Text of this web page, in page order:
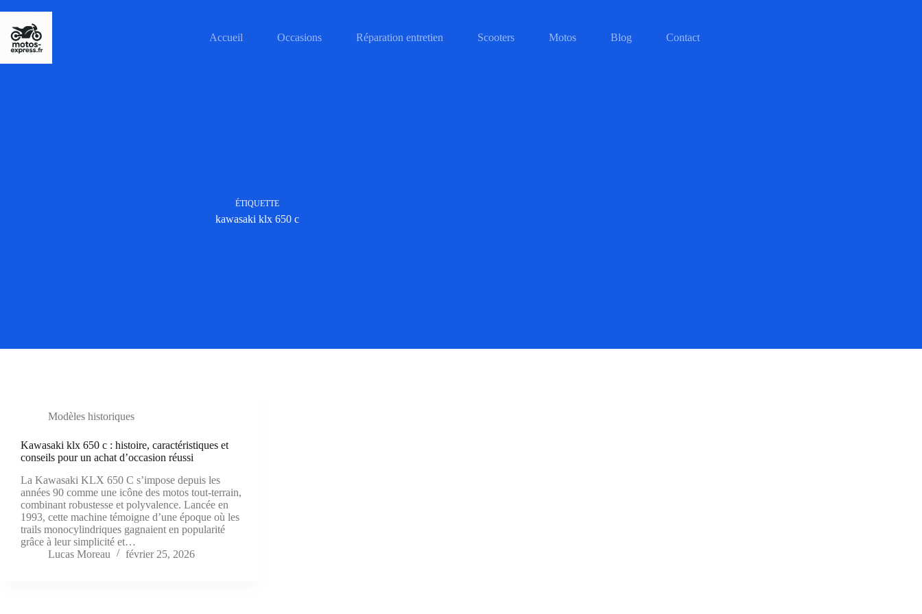
contenu
Accueil Occasions Réparation entretien Scooters Motos Blog Contact
ÉTIQUETTE
kawasaki klx 650 c
Modèles historiques
Kawasaki klx 650 c : histoire, caractéristiques et
conseils pour un achat d’occasion réussi
La Kawasaki KLX 650 C s’impose depuis les
années 90 comme une icône des motos tout-terrain,
combinant robustesse et polyvalence. Lancée en
1993, cette machine témoigne d’une époque où les
trails monocylindriques gagnaient en popularité
grâce à leur simplicité et…
Lucas Moreau
février 25, 2026